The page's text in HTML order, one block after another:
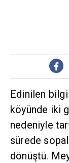
Edinilen
köyünde iki
nedeniyle
sürede
dönüştü.